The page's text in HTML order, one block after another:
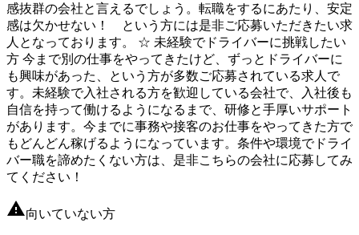
感抜群の会社と言えるでしょう。転職をするにあたり、安定
感は欠かせない！ という方には是非ご応募いただきたい求
人となっております。 ☆ 未経験でドライバーに挑戦したい
方 今まで別の仕事をやってきたけど、ずっとドライバーに
も興味があった、という方が多数ご応募されている求人で
す。未経験で入社される方を歓迎している会社で、入社後も
自信を持って働けるようになるまで、研修と手厚いサポート
があります。今までに事務や接客のお仕事をやってきた方で
もどんどん稼げるようになっています。条件や環境でドライ
バー職を諦めたくない方は、是非こちらの会社に応募してみ
てください！
向いていない方